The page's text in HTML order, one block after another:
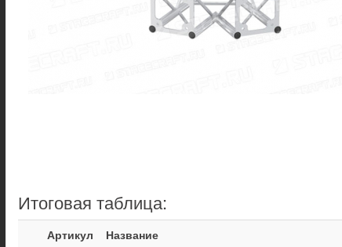
Итоговая таблица:
Артикул Название